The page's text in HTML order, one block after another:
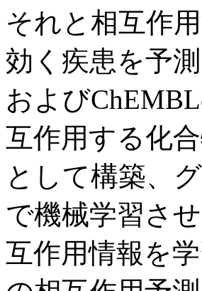
それと相互作
効く疾患を予
および
互作用する化
として構築、
で機械学習さ
互作用情報を